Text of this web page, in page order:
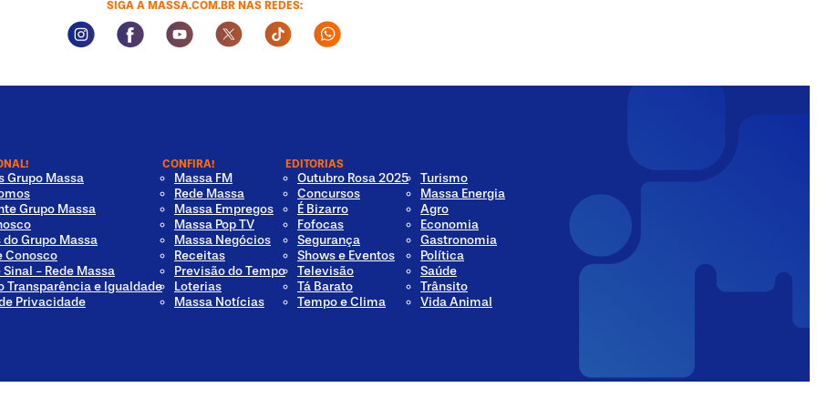
SIGA A MASSA.COM.BR NAS REDES:
Instagram Social Media
Facebook Social Media
Youtube Social Media
Twitter Social Media
Tiktok Social Media
Whatsapp Social Media
Grupo Massa
Grupo Massa
Grupo Massa
Conosco
Sinal - Rede Massa
Transparência e Igualdade
Privacidade
CONFIRA!
Massa FM
Rede Massa
Massa Empregos
Massa Pop TV
Massa Negócios
Receitas
Previsão do Tempo
Loterias
Massa Notícias
EDITORIAS
Outubro Rosa 2025
Concursos
É Bizarro
Fofocas
Segurança
Shows e Eventos
Televisão
Tá Barato
Tempo e Clima
Turismo
Massa Energia
Agro
Economia
Gastronomia
Política
Saúde
Trânsito
Vida Animal